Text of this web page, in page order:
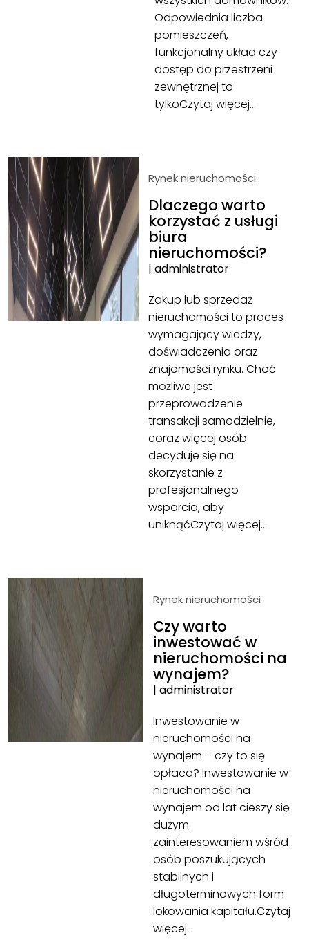
Odpowiednia liczba
pomieszczeń,
funkcjonalny układ czy
dostęp do przestrzeni
zewnętrznej to
tylkoCzytaj więcej…
Rynek nieruchomości
Dlaczego warto
korzystać z usługi
biura
nieruchomości?
| administrator
Zakup lub sprzedaż
nieruchomości to proces
wymagający wiedzy,
doświadczenia oraz
znajomości rynku. Choć
możliwe jest
przeprowadzenie
transakcji samodzielnie,
coraz więcej osób
decyduje się na
skorzystanie z
profesjonalnego
wsparcia, aby
uniknąćCzytaj więcej…
Rynek nieruchomości
Czy warto
inwestować w
nieruchomości na
wynajem?
|administrator
Inwestowanie w
nieruchomości na
wynajem – czy to się
opłaca? Inwestowanie w
nieruchomości na
wynajem od lat cieszy się
dużym
zainteresowaniem wśród
osób poszukujących
stabilnych i
długoterminowych form
lokowania kapitału.Czytaj
więcej…